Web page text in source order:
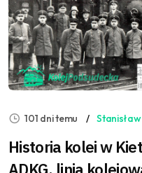
101 dni temu
Historia kolei w